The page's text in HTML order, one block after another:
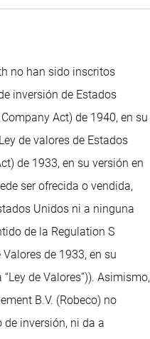
no han sido inscritos
inversión de Estados
Act) de 1940, en su
de valores de Estados
de 1933, en su versión en
ser ofrecida o vendida,
Unidos ni a ninguna
de la Regulation S
de 1933, en su
de Valores”)). Asimismo,
B.V. (Robeco) no
inversión, ni da a